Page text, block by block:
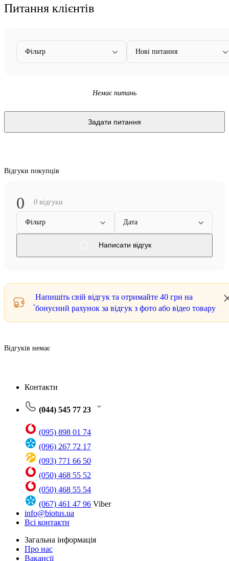
Питання клієнтів
Фільтр Нові питання
Немає питань
Задати питання
Відгуки покупців
0 0 відгуки
Фільтр Дата
Написати відгук
Напишіть свій відгук та отримайте 40 грн на
бонусний рахунок за відгук з фото або відео товару
Відгуків немає
Контакти
(044) 545 77 23
(095) 898 01 74
(096) 267 72 17
(093) 771 66 50
(050) 468 55 52
(050) 468 55 54
(067) 461 47 96 Viber
info@biotus.ua
Всі контакти
Загальна інформація
Про нас
Вакансії